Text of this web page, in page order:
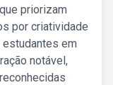
priorizam
por criatividade
em
notável,